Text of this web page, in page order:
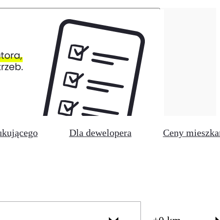
Dla dewelopera Ceny